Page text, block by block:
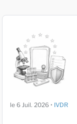
le 6 Juil. 2026 • IVDR